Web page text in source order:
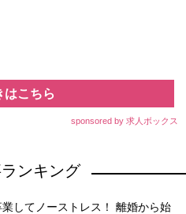
はこちら
sponsored by 求人ボックス
ンキング
してノーストレス！ 離婚から始